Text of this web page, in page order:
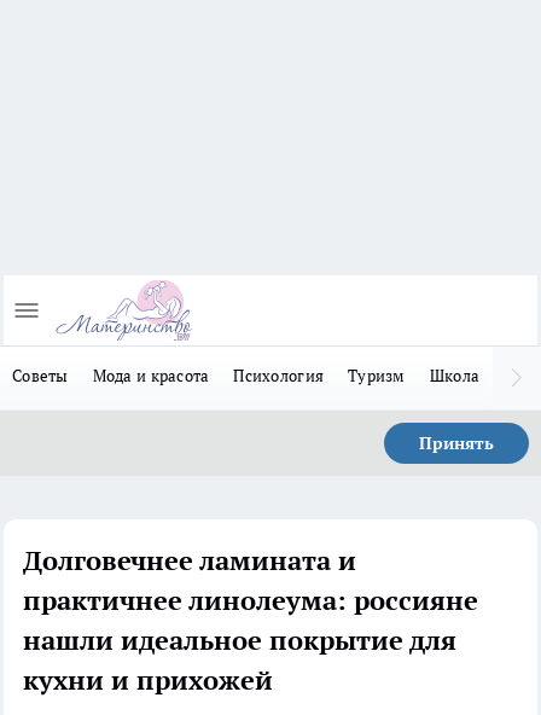
Советы Мода и красота Психология Туризм Школа
Принять
Долговечнее ламината и
практичнее линолеума: россияне
нашли идеальное покрытие для
кухни и прихожей